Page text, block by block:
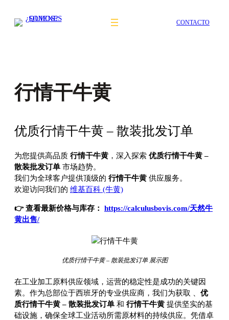
CONTACTO
行情干牛黄
优质行情干牛黄 – 散装批发订单
为您提供高品质 行情干牛黄 ，深入探索 优质行情干牛黄 –
散装批发订单 市场趋势。
我们为全球客户提供顶级的 行情干牛黄 供应服务。
欢迎访问我们的 维基百科 (牛黄)
👉 查看最新价格与库存： https://calculusbovis.com/天然牛
黄出售/
优质行情干牛黄 – 散装批发订单 展示图
在工业加工原料供应领域，运营的稳定性是成功的关键因
素。作为总部位于西班牙的专业供应商，我们为获取
优
质行情干牛黄 – 散装批发订单 和 行情干牛黄 提供坚实的基
础设施，确保全球工业活动所需原材料的持续供应。凭借卓